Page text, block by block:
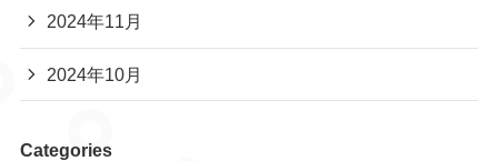
2024年11月
2024年10月
Categories